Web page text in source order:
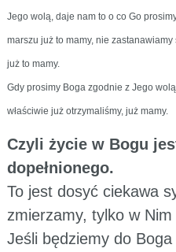
Jego wolą, daje nam to o co Go
marszu już to mamy, nie
już to mamy.
Gdy prosimy Boga zgodnie z Jego
właściwie już otrzymaliśmy, już mamy.
Czyli życie w Bogu
dopełnionego.
To jest dosyć ciekawa
zmierzamy, tylko w Nim
Jeśli będziemy do